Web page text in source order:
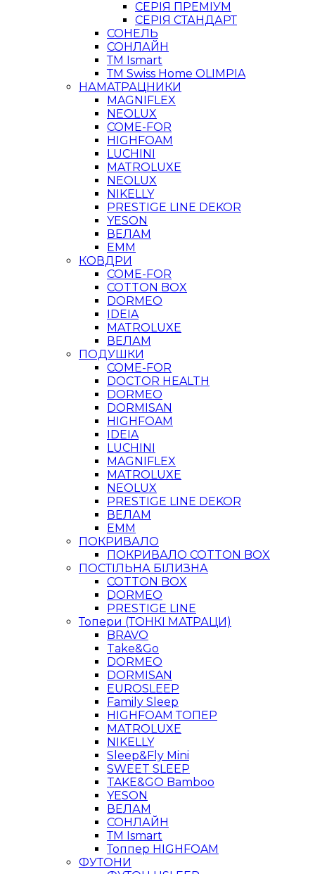
СЕРІЯ ПРЕМІУМ
СЕРІЯ СТАНДАРТ
СОНЕЛЬ
СОНЛАЙН
ТМ Ismart
ТМ Swiss Home OLIMPIA
НАМАТРАЦНИКИ
MAGNIFLEX
NEOLUX
COME-FOR
HIGHFOAM
LUCHINI
MATROLUXE
NEOLUX
NIKELLY
PRESTIGE LINE DEKOR
YESON
ВЕЛАМ
ЕММ
КОВДРИ
COME-FOR
COTTON BOX
DORMEO
IDEIA
MATROLUXE
ВЕЛАМ
ПОДУШКИ
COME-FOR
DOCTOR HEALTH
DORMEO
DORMISAN
HIGHFOAM
IDEIA
LUCHINI
MAGNIFLEX
MATROLUXE
NEOLUX
PRESTIGE LINE DEKOR
ВЕЛАМ
ЕММ
ПОКРИВАЛО
ПОКРИВАЛО COTTON BOX
ПОСТІЛЬНА БІЛИЗНА
COTTON BOX
DORMEO
PRESTIGE LINE
Топери (ТОНКІ МАТРАЦИ)
BRAVO
Take&Go
DORMEO
DORMISAN
EUROSLEEP
Family Sleep
HIGHFOAM ТОПЕР
MATROLUXE
NIKELLY
Sleep&Fly Mini
SWEET SLEEP
TAKE&GO Bamboo
YESON
ВЕЛАМ
СОНЛАЙН
ТМ Ismart
Топпер HIGHFOAM
ФУТОНИ